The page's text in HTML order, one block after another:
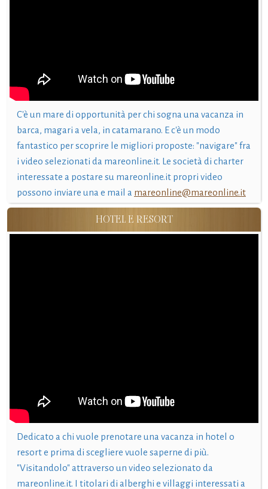
C'è un mare di opportunità per chi sogna una vacanza in
barca, magari a vela, in catamarano. E c'è un modo
fantastico per scoprire le migliori proposte: "navigare" fra
i video selezionati da mareonline.it. Le società di charter
interessate a postare su mareonline.it propri video
possono inviare una e mail a mareonline@mareonline.it
HOTEL E RESORT
Dedicato a chi vuole prenotare una vacanza in hotel o
resort e prima di scegliere vuole saperne di più.
"Visitandolo" attraverso un video selezionato da
mareonline.it. I titolari di alberghi e villaggi interessati a